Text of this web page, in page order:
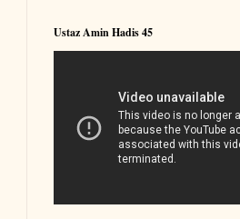
Ustaz Amin Hadis 45